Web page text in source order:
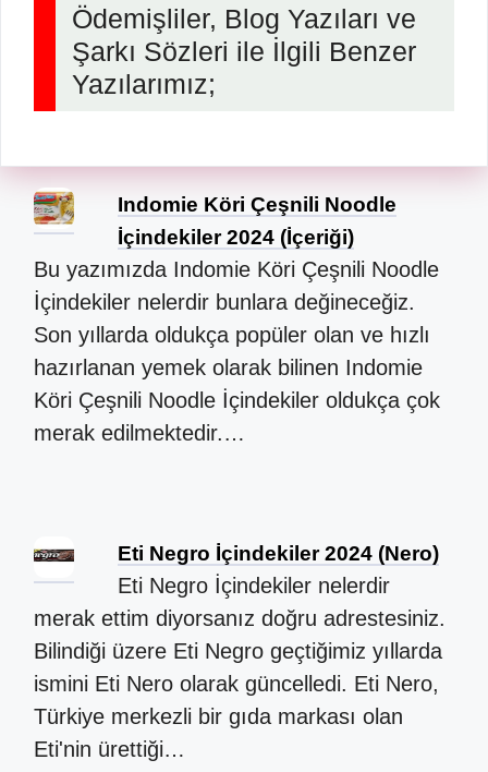
Ödemişliler, Blog Yazıları ve
Şarkı Sözleri ile İlgili Benzer
Yazılarımız;
Indomie Köri Çeşnili Noodle
İçindekiler 2024 (İçeriği)
Bu yazımızda Indomie Köri Çeşnili Noodle
İçindekiler nelerdir bunlara değineceğiz.
Son yıllarda oldukça popüler olan ve hızlı
hazırlanan yemek olarak bilinen Indomie
Köri Çeşnili Noodle İçindekiler oldukça çok
merak edilmektedir.…
Eti Negro İçindekiler 2024 (Nero)
Eti Negro İçindekiler nelerdir
merak ettim diyorsanız doğru adrestesiniz.
Bilindiği üzere Eti Negro geçtiğimiz yıllarda
ismini Eti Nero olarak güncelledi. Eti Nero,
Türkiye merkezli bir gıda markası olan
Eti'nin ürettiği…